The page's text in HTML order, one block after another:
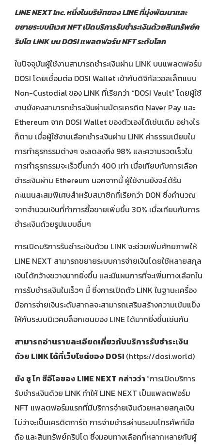
LINE NEXT Inc.หนึ่งในบริษัทของLINE ที่มุ่งพัฒนาและ
ขยายระบบนิเวศ NFT เปิดบริการรับชำระเงินด้วยสินทรัพย์ค
ริปโตLINKบนDOSIแพลตฟอร์มNFTระดับโลก
ในปัจจุบันผู้ใช้งานสามารถชำระเงินผ่าน LINK บนแพลตฟอร์ม
DOSI โดยเชื่อมต่อ DOSI Wallet เข้ากับดิจิทัลวอลเล็ตแบบ
Non-Custodial ของ LINK ที่เรียกว่า “DOSI Vault” โดยผู้ใช้
งานยังคงสามารถชำระเงินผ่านบัตรเครดิต Naver Pay และ
Ethereum จาก DOSI Wallet ของตัวเองได้เช่นเดิม อย่างไร
ก็ตาม เมื่อผู้ใช้งานเลือกชำระเงินผ่าน LINK ค่าธรรมเนียมใน
การทำธุรกรรมต่างๆ จะลดลงถึง 98% และความรวดเร็วใน
การทำธุรกรรมจะเร็วขึ้นกว่า 400 เท่า เมื่อเทียบกับการเลือก
ชำระเงินผ่าน Ethereum นอกจากนี้ ผู้ใช้งานยังจะได้รับ
คะแนนสะสมพิเศษสำหรับสมาชิกที่เรียกว่า DON ซึ่งคำนวณ
จากจำนวนเงินที่ทำการซื้อขายเพิ่มขึ้น 30% เมื่อเทียบกับการ
ชำระเงินด้วยรูปแบบอื่นๆ
การเปิดบริการรับชำระเงินด้วย LINKจะช่วยเพิ่มศักยภาพให้
LINE NEXT สามารถขยายระบบการจ่ายเงินโดยใช้หลายสกุล
เงินได้กว้างขวางมากยิ่งขึ้น และมีแผนการที่จะเพิ่มทางเลือกใน
การรับชำระเงินในเร็วๆ นี้ ซึ่งการเปิดตัว LINK ในฐานะเครื่อง
มือการจ่ายเงินระดับสากลจะสามารถเสริมสร้างความเข้มแข็ง
ให้กับระบบนิเวศบล็อกเชนของ LINE ได้มากยิ่งขึ้นเช่นกัน
สามารถอ่านรายละเอียดเกี่ยวกับบริการรับชำระเงิน
ด้วย LINK ได้ที่เว็บไซต์ของ DOSI (https://dosi.world)
ยัง ซู โก ซีอีโอของ LINE NEXT กล่าวว่า“การเปิดบริการ
รับชำระเงินด้วย LINK ทำให้ LINE NEXT เป็นแพลตฟอร์ม
NFT แพลตฟอร์มแรกที่มีบริการจ่ายเงินด้วยหลายสกุลเงิน
ไม่ว่าจะเป็นเครดิตการ์ด การจ่ายชำระผ่านระบบโทรศัพท์มือ
ถือ และสินทรัพย์คริปโต ซึ่งมอบทางเลือกที่หลากหลายกับผู้